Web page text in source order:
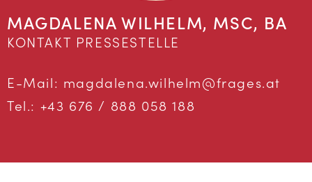
MAGDALENA WILHELM, MSC, BA
KONTAKT PRESSESTELLE
E-Mail: magdalena.wilhelm@frages.at
Tel.: +43 676 / 888 058 188